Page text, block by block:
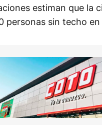
estiman que la
personas sin techo en